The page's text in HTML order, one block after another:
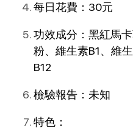
每日花費：30元
功效成分：黑紅馬
粉、維生素B1、維
B12
檢驗報告：未知
特色：